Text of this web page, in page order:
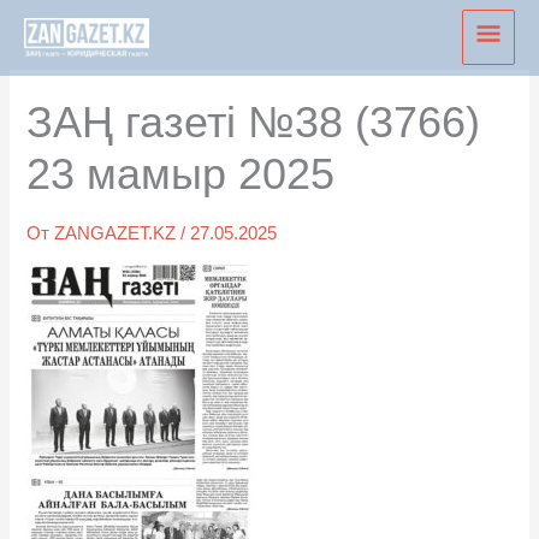
Перейти
содержимому
ЗАҢ газеті №38 (3766)
23 мамыр 2025
ОтZANGAZET.KZ/27.05.2025